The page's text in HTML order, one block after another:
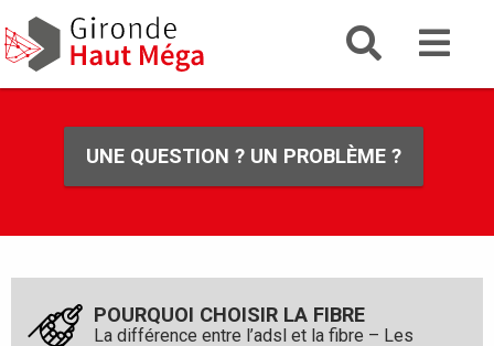
Aller
au
contenu
principal
Aller au menu
Aller au contenu
GirondeGironde Haut Mega
la fibre
UNE QUESTION ? UN PROBLÈME ?
POURQUOI CHOISIR LA FIBRE
La différence entre l’adsl et la fibre – Les